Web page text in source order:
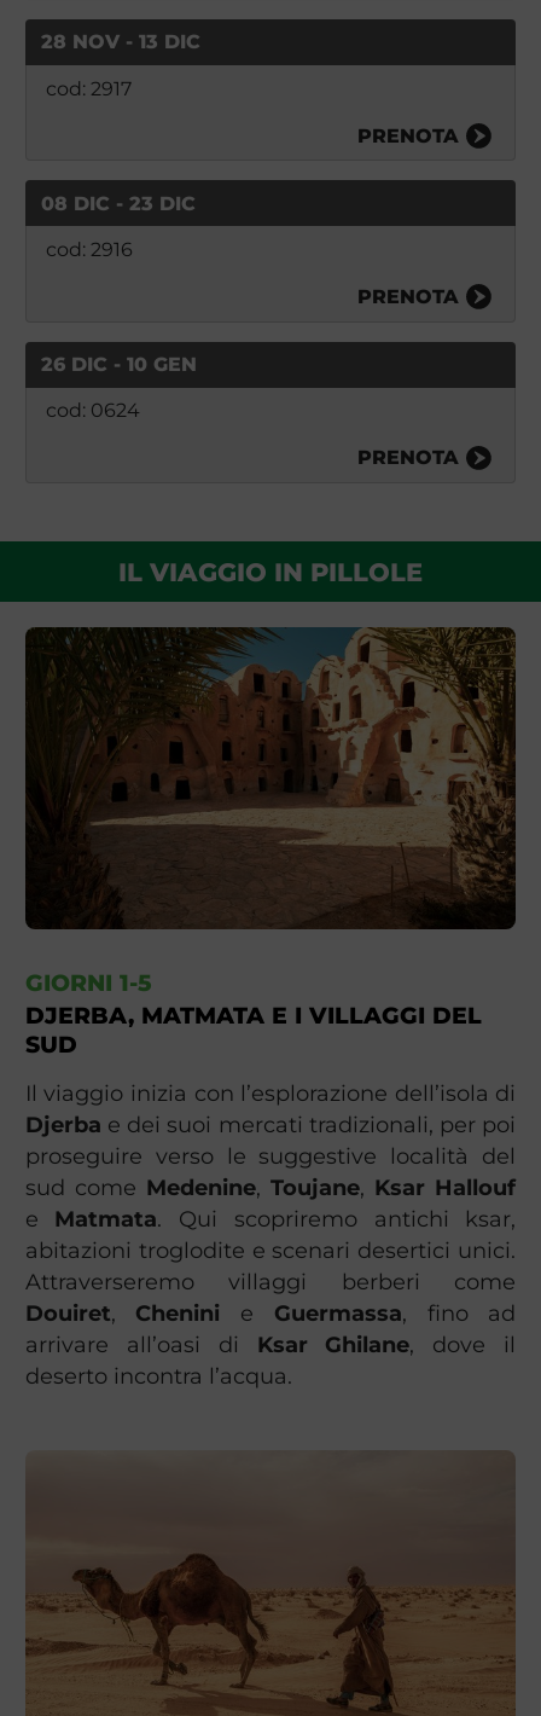
28 NOV - 13 DIC
cod: 2917
PRENOTA
08 DIC - 23 DIC
cod: 2916
PRENOTA
26 DIC - 10 GEN
cod: 0624
PRENOTA
IL VIAGGIO IN PILLOLE
GIORNI 1-5
DJERBA, MATMATA E I VILLAGGI DEL
SUD
Il viaggio inizia con l’esplorazione dell’isola di
Djerba e dei suoi mercati tradizionali, per poi
proseguire verso le suggestive località del
sud come Medenine,Toujane, Ksar Hallouf
e Matmata. Qui scopriremo antichi ksar,
abitazioni troglodite e scenari desertici unici.
Attraverseremo villaggi berberi come
Douiret, Chenini e Guermassa, fino ad
arrivare all’oasi di Ksar Ghilane, dove il
deserto incontra l’acqua.